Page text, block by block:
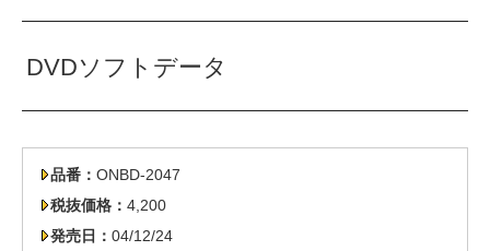
DVDソフトデータ
品番： ONBD-2047
税抜価格： 4,200
発売日： 04/12/24